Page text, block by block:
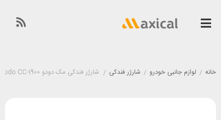
خانه / لوازم جانبی خودرو / شارژر فندکی / شارژر فندکی مک دودو Mcdodo CC-1900 توان 107 وات